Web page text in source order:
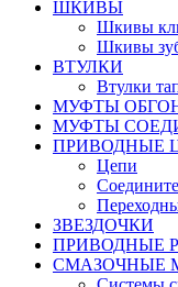
ШКИВЫ
Шкивы
Шкивы
ВТУЛКИ
Втулки
МУФТЫ
МУФТЫ
ПРИВОДНЫЕ
Цепи
ЗВЕЗДОЧКИ
ПРИВОДНЫЕ
СМАЗОЧНЫЕ